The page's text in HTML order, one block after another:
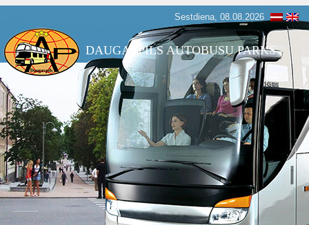
Sestdiena, 08.08.2026
DAUGAVPILS AUTOBUSU PARKS